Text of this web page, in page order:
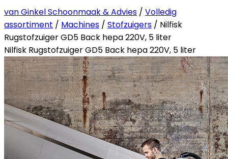
van Ginkel Schoonmaak & Advies / Volledig
assortiment / Machines / Stofzuigers / Nilfisk
Rugstofzuiger GD5 Back hepa 220V, 5 liter
Nilfisk Rugstofzuiger GD5 Back hepa 220V, 5 liter